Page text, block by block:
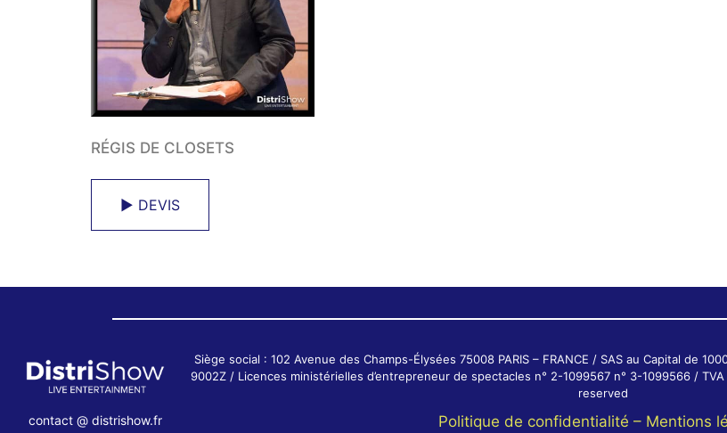
RÉGIS DE CLOSETS
► DEVIS
contact @ distrishow.fr
Siège social : 102 Avenue des Champs-Élysées 75008 PARIS – FRANCE / SAS au Capital de
9002Z / Licences ministérielles d’entrepreneur de spectacles n° 2-1099567 n° 3-1099566 /
reserved
Politique de confidentialité – Mentions